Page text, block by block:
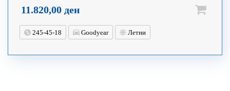
11.820,00 ден
245-45-18 Goodyear Летни